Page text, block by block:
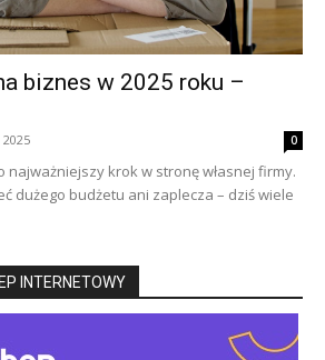
biznes w 2025 roku –
0
najważniejszy krok w stronę własnej firmy.
dużego budżetu ani zaplecza – dziś wiele
INTERNETOWY